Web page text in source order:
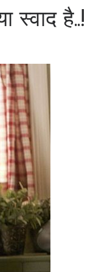
स्वाद है..!